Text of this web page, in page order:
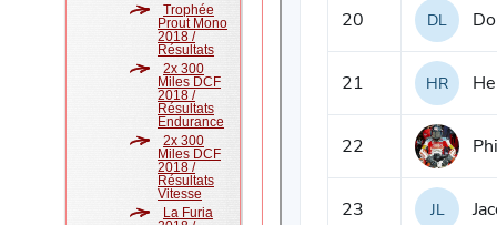
Trophée
Prout Mono
2018 /
Résultats
2x 300
Miles DCF
2018 /
Résultats
Endurance
2x 300
Miles DCF
2018 /
Résultats
Vitesse
La Furia